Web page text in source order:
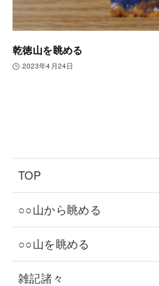
乾徳山を眺める
2023年4月24日
TOP
○○山から眺める
○○山を眺める
雑記諸々